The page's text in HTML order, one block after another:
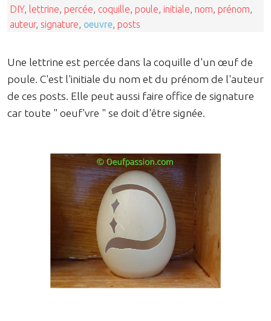
DIY, lettrine percée coquille poule initiale nom prénom
auteur, signature oeuvre posts
Une lettrine est percée dans la coquille d'un œuf de
poule. C'est l'initiale du nom et du prénom de l'auteur
de ces posts. Elle peut aussi faire office de signature
car toute " oeuf'vre " se doit d'être signée.